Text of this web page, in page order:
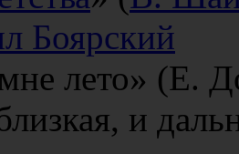
Боярский
лето» (Е.
и